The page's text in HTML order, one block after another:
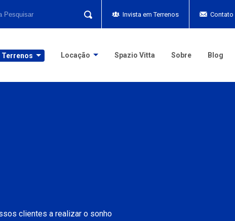
Invista em Terrenos Contato
Terrenos Locação Spazio Vitta Sobre Blog
clientes a realizar o sonho